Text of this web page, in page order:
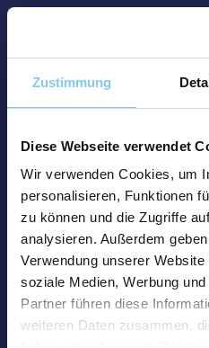
Zustimmung
Diese Webseite verwendet
Wir verwenden Cookies, um
personalisieren, Funktionen
zu können und die Zugriffe
analysieren. Außerdem
Verwendung unserer
soziale Medien, Werbung
Partner führen diese
weiteren Daten zusammen,